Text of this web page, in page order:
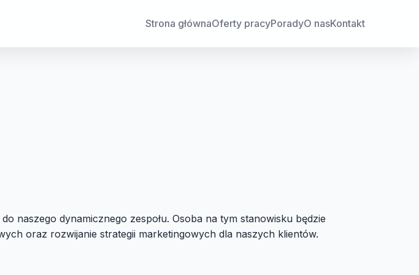
Strona głównaOferty pracyPoradyO nasKontakt
naszego dynamicznego zespołu. Osoba na tym stanowisku będzie
oraz rozwijanie strategii marketingowych dla naszych klientów.